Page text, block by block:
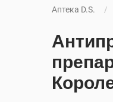
Аптека D.S.